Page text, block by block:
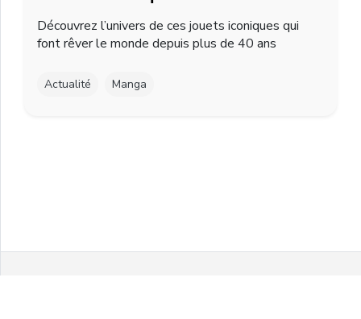
Découvrez l’univers de ces jouets iconiques qui
font rêver le monde depuis plus de 40 ans
Actualité Manga